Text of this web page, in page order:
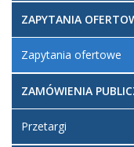
ZAPYTANIA
Zapytania ofertowe
ZAMÓWIENIA
Przetargi